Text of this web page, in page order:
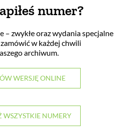
numer?
– zwykłe oraz wydania specjalne
w każdej chwili
archiwum.
WERSJĘ ONLINE
WSZYSTKIE NUMERY